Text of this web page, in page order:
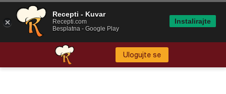
Ulogujte se
Recepti - Kuvar
Recepti.com
Besplatna - Google Play
Instalirajte